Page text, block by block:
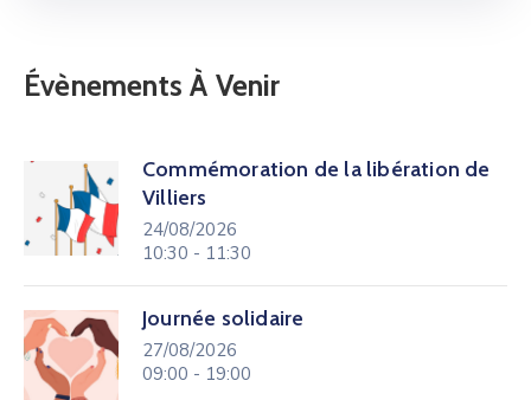
Évènements À Venir
Commémoration de la libération de
Villiers
24/08/2026
10:30 - 11:30
Journée solidaire
27/08/2026
09:00 - 19:00